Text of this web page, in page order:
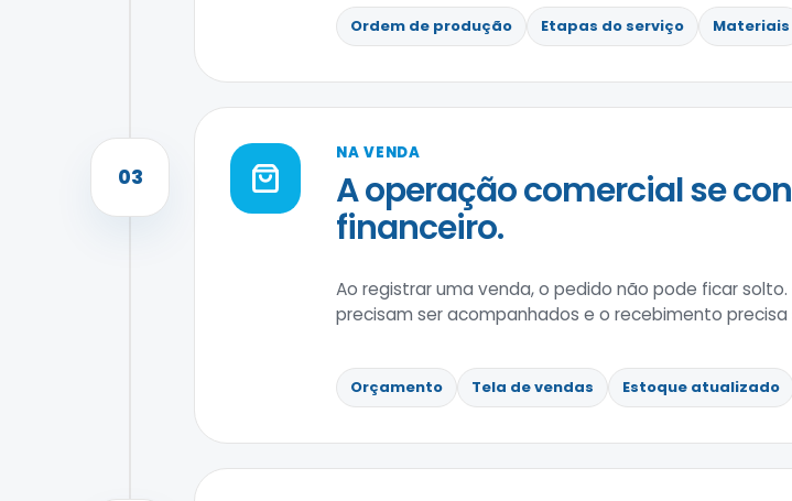
Ordem de produção Etapas do serviço Materiais
03
NA VENDA
A operação comercial se
financeiro.
Ao registrar uma venda, o pedido não pode ficar
precisam ser acompanhados e o recebimento
Orçamento Tela de vendas Estoque atualizado